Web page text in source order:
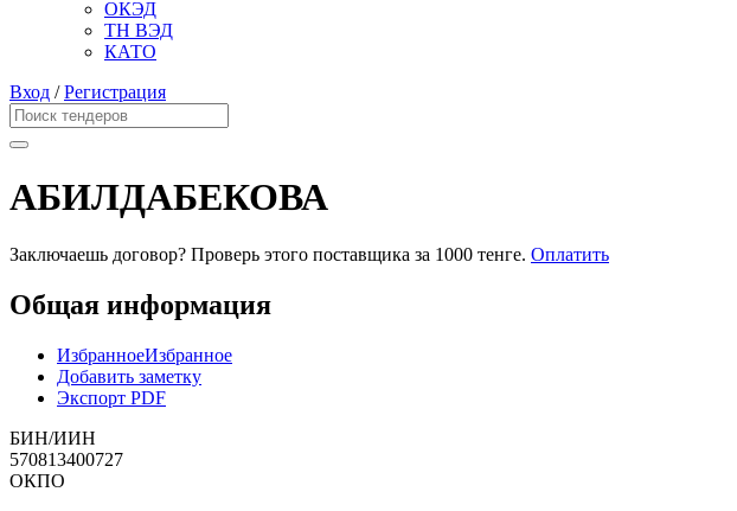
ОКЭД
ТН ВЭД
КАТО
Вход /Регистрация
АБИЛДАБЕКОВА
Заключаешь договор? Проверь этого поставщика за 1000 тенге. Оплатить
Общая информация
ИзбранноеИзбранное
Добавить заметку
Экспорт PDF
БИН/ИИН
570813400727
ОКПО